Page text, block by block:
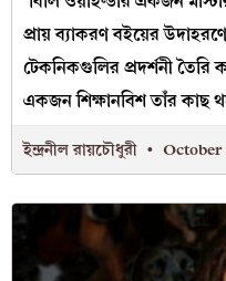
প্রায় ব্যাকরণ বইয়ের
টেকনিকগুলির প্রদর্শনী
একজন শিক্ষানবিশ তাঁর কাছ
ইন্দ্রনীল রায়চৌধুরী October